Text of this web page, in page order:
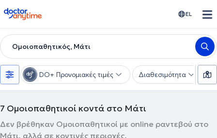
doctoranytime EL
Ομοιοπαθητικός, Μάτι
DO+ Προνομιακές τιμές Διαθεσιμότητα
7 Ομοιοπαθητικοί κοντά στο Μάτι
Δεν βρέθηκαν Ομοιοπαθητικοί με online ραντεβού στο
Μάτι, αλλά σε κοντινές περιοχές.